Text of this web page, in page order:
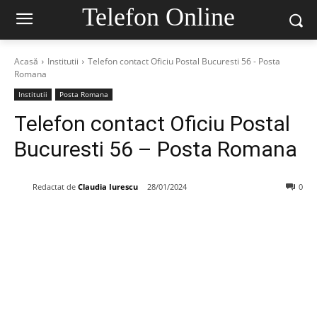
Telefon Online
Acasă Institutii
Telefon contact Oficiu Postal Bucuresti 56 - Posta
Romana
Institutii Posta Romana
Telefon contact Oficiu Postal
Bucuresti 56 – Posta Romana
Redactat de Claudia Iurescu 28/01/2024 0